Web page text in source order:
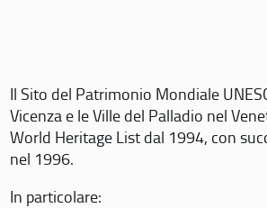
Il Sito del Patrimonio Mondiale
Vicenza e le Ville del Palladio nel
World Heritage List dal 1994, con
nel 1996.
In particolare: